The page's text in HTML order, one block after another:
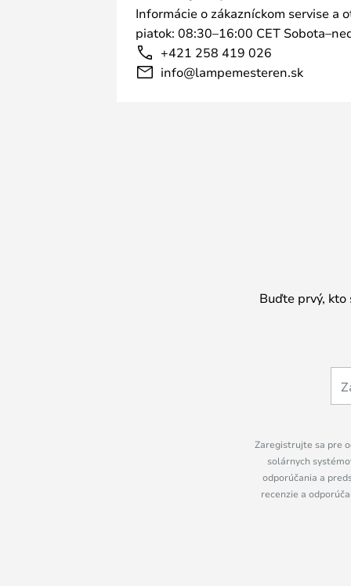
Informácie o zákazníckom servise a
piatok: 08:30–16:00 CET
+421 258 419 026
info@lampemesteren.sk
Buďte prvý,
Zaregistrujte sa pre
solárnych
odporúčania a
recenzie a